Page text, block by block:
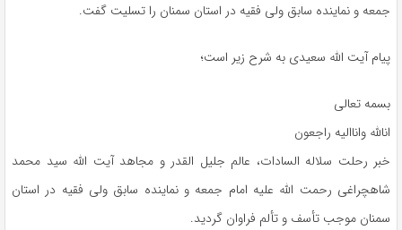
جمعه و نماینده سابق ولی فقیه در استان سمنان را تسلیت گفت.
پیام آیت الله سعیدی به شرح زیر است؛
بسمه تعالی
انالله واناالیه راجعون
خبر رحلت سلاله السادات، عالم جلیل القدر و مجاهد آیت الله سید محمد
شاهچراغی رحمت الله علیه امام جمعه و نماینده سابق ولی فقیه در استان
سمنان موجب تأسف و تألم فراوان گردید.